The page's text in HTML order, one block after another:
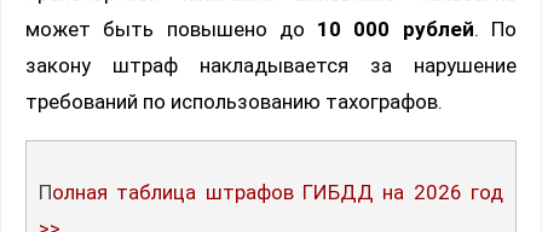
может быть повышено до 10 000 рублей. По
закону штраф накладывается за нарушение
требований по использованию тахографов.
Полная таблица штрафов ГИБДД на 2026 год